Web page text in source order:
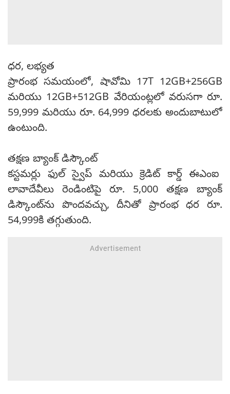
ధర, లభ్యత
ప్రారంభ సమయంలో, షావోమి 17T 12GB+256GB
మరియు 12GB+512GB వేరియంట్లలో వరుసగా రూ.
59,999 మరియు రూ. 64,999 ధరలకు అందుబాటులో
ఉంటుంది.
తక్షణ బ్యాంక్ డిస్కౌంట్
కస్టమర్లు ఫుల్ స్వైప్ మరియు క్రెడిట్ కార్డ్ ఈఎంఐ
లావాదేవీలు రెండింటిపై రూ. 5,000 తక్షణ బ్యాంక్
డిస్కౌంట్‌ను పొందవచ్చు, దీనితో ప్రారంభ ధర రూ.
54,999కి తగ్గుతుంది.